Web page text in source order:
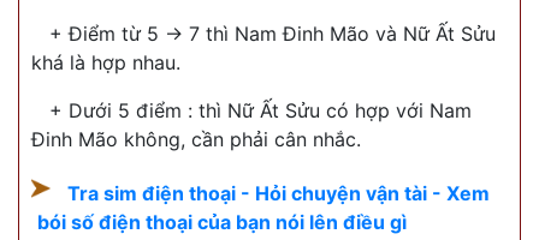
+ Điểm từ 5 -> 7 thì Nam Đinh Mão và Nữ Ất Sửu
khá là hợp nhau.
+ Dưới 5 điểm : thì Nữ Ất Sửu có hợp với Nam
Đinh Mão không, cần phải cân nhắc.
Tra sim điện thoại - Hỏi chuyện vận tài - Xem
bói số điện thoại của bạn nói lên điều gì